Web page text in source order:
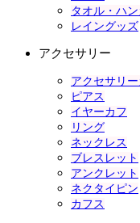
タオル・ハ
レイングッズ
アクセサリー
アクセサリ
ピアス
イヤーカフ
リング
ネックレス
ブレスレット
アンクレット
ネクタイピン
カフス